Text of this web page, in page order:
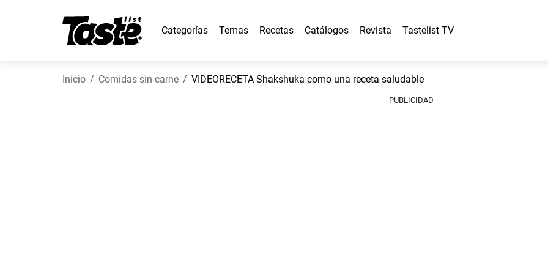
Categorías Temas Recetas Catálogos Revista Tastelist TV
Inicio Comidas sin carne VIDEORECETA Shakshuka como una receta saludable
PUBLICIDAD